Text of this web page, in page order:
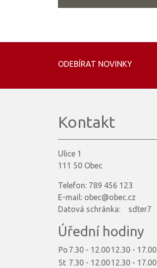
ODEBÍRAT NOVINKY
Kontakt
Ulice 1
111 50 Obec
Telefon: 789 456 123
E-mail: obec@obec.cz
Datová schránka: sdter7
Úřední hodiny
Po 7.30 - 12.0012.30 - 17.00
St 7.30 - 12.0012.30 - 17.00